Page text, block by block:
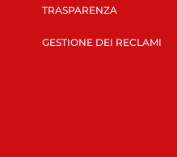
TRASPARENZA
GESTIONE DEI RECLAMI